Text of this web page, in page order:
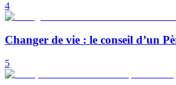
4
Changer de vie : le conseil d’un
5